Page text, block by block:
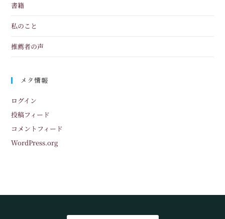
書籍
私のこと
推薦者の声
メタ情報
ログイン
投稿フィード
コメントフィード
WordPress.org